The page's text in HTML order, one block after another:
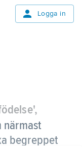
Logga in
närmast
begreppet